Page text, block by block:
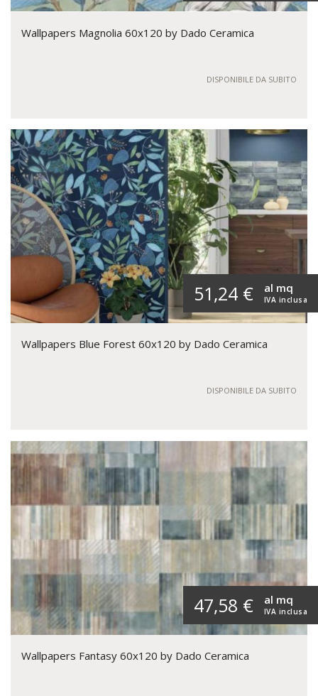
Wallpapers Magnolia 60x120 by Dado Ceramica
DISPONIBILE DA SUBITO
51,24 € IVA inclusa
al mq
Wallpapers Blue Forest 60x120 by Dado Ceramica
DISPONIBILE DA SUBITO
47,58 € IVA inclusa
al mq
Wallpapers Fantasy 60x120 by Dado Ceramica